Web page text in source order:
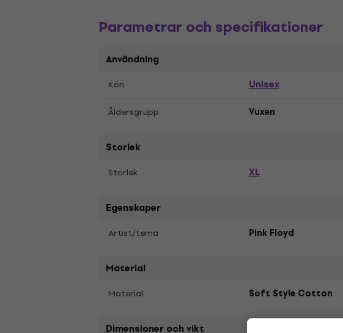
Parametrar och specifikationer
Användning
Kön Unisex
Åldersgrupp
Vuxen
Storlek
Storlek XL
Egenskaper
Artist/tema Pink Floyd
Material
Material Soft Style Cotton
Dimensioner och vikt